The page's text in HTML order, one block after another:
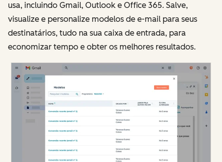
usa, incluindo Gmail, Outlook e Office 365. Salve,
visualize e personalize modelos de e-mail para seus
destinatários, tudo na sua caixa de entrada, para
economizar tempo e obter os melhores resultados.